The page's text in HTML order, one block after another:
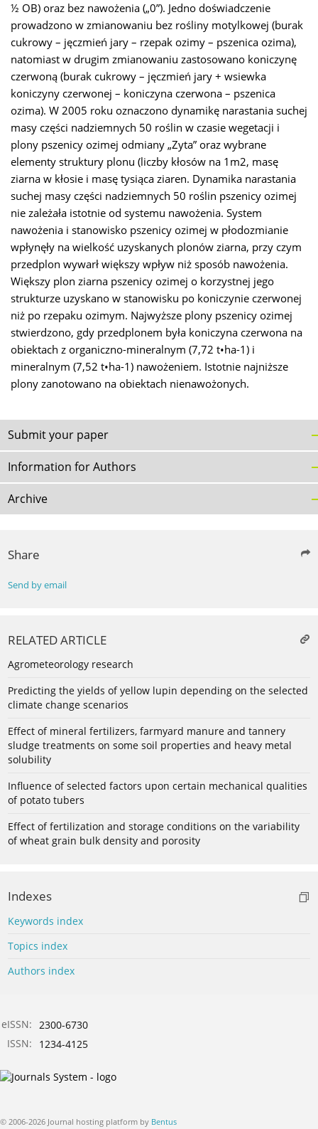
½ OB) oraz bez nawożenia („0”). Jedno doświadczenie
prowadzono w zmianowaniu bez rośliny motylkowej (burak
cukrowy – jęczmień jary – rzepak ozimy – pszenica ozima),
natomiast w drugim zmianowaniu zastosowano koniczynę
czerwoną (burak cukrowy – jęczmień jary + wsiewka
koniczyny czerwonej – koniczyna czerwona – pszenica
ozima). W 2005 roku oznaczono dynamikę narastania suchej
masy części nadziemnych 50 roślin w czasie wegetacji i
plony pszenicy ozimej odmiany „Zyta” oraz wybrane
elementy struktury plonu (liczby kłosów na 1m2, masę
ziarna w kłosie i masę tysiąca ziaren. Dynamika narastania
suchej masy części nadziemnych 50 roślin pszenicy ozimej
nie zależała istotnie od systemu nawożenia. System
nawożenia i stanowisko pszenicy ozimej w płodozmianie
wpłynęły na wielkość uzyskanych plonów ziarna, przy czym
przedplon wywarł większy wpływ niż sposób nawożenia.
Większy plon ziarna pszenicy ozimej o korzystnej jego
strukturze uzyskano w stanowisku po koniczynie czerwonej
niż po rzepaku ozimym. Najwyższe plony pszenicy ozimej
stwierdzono, gdy przedplonem była koniczyna czerwona na
obiektach z organiczno-mineralnym (7,72 t•ha-1) i
mineralnym (7,52 t•ha-1) nawożeniem. Istotnie najniższe
plony zanotowano na obiektach nienawożonych.
Submit your paper
Information for Authors
Archive
Share
Send by email
RELATED ARTICLE
Agrometeorology research
Predicting the yields of yellow lupin depending on the selected
climate change scenarios
Effect of mineral fertilizers, farmyard manure and tannery
sludge treatments on some soil properties and heavy metal
solubility
Influence of selected factors upon certain mechanical qualities
of potato tubers
Effect of fertilization and storage conditions on the variability
of wheat grain bulk density and porosity
Indexes
Keywords index
Topics index
Authors index
eISSN: 2300-6730
ISSN:
1234-4125
© 2006-2026 Journal hosting platform by Bentus